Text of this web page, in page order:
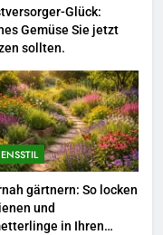
So bringen Sie
Wind in Ihren Job.
Wie Sie
Kontakte
Glück:
Gemüse Sie jetzt
sollten.
gärtnern: So locken
und
in Ihren